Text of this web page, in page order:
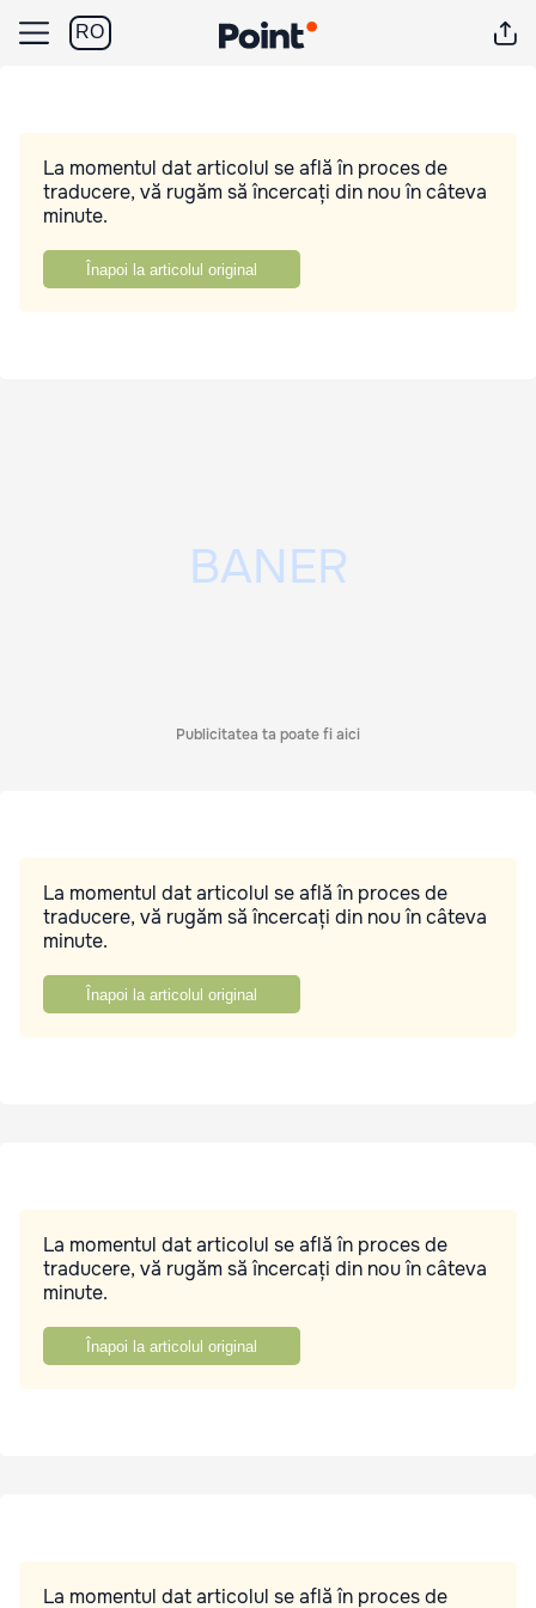
RO
La momentul dat articolul se află în proces de
traducere, vă rugăm să încercați din nou în câteva
minute.
Înapoi la articolul original
Publicitatea ta poate fi aici
La momentul dat articolul se află în proces de
traducere, vă rugăm să încercați din nou în câteva
minute.
Înapoi la articolul original
La momentul dat articolul se află în proces de
traducere, vă rugăm să încercați din nou în câteva
minute.
Înapoi la articolul original
La momentul dat articolul se află în proces de